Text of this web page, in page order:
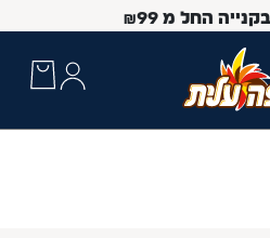
החל מ ₪99